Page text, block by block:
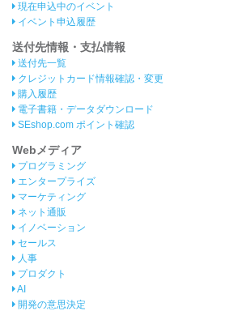
現在申込中のイベント
イベント申込履歴
送付先情報・支払情報
送付先一覧
クレジットカード情報確認・変更
購入履歴
電子書籍・データダウンロード
SEshop.com ポイント確認
Webメディア
プログラミング
エンタープライズ
マーケティング
ネット通販
イノベーション
セールス
人事
プロダクト
AI
開発の意思決定